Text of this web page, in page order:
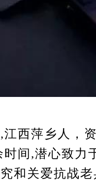
萍乡人，资
时间,潜心致力
和关爱抗战